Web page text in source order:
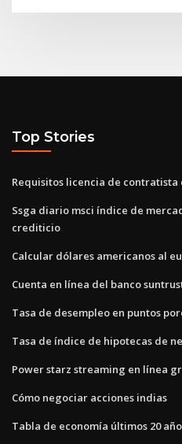
Top Stories
Requisitos licencia de
Ssga diario msci índice de
crediticio
Calcular dólares americanos al
Cuenta en línea del banco
Tasa de desempleo en puntos
Tasa de índice de hipotecas de
Power starz streaming en línea
Cómo negociar acciones indias
Tabla de economía últimos 20